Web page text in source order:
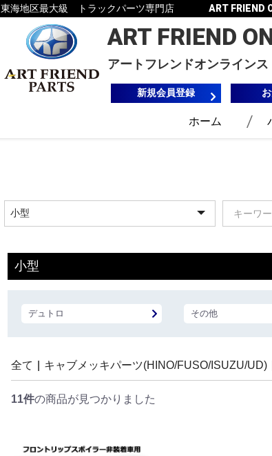
東海地区最大級 トラックパーツ専門店 ART FRIEND
ART FRIEND
アートフレンドオンラインス
新規会員登録
ホーム
小型
デュトロ その他
全て キャブメッキパーツ(HINO/FUSO/ISUZU/UD)
11件の商品が見つかりました